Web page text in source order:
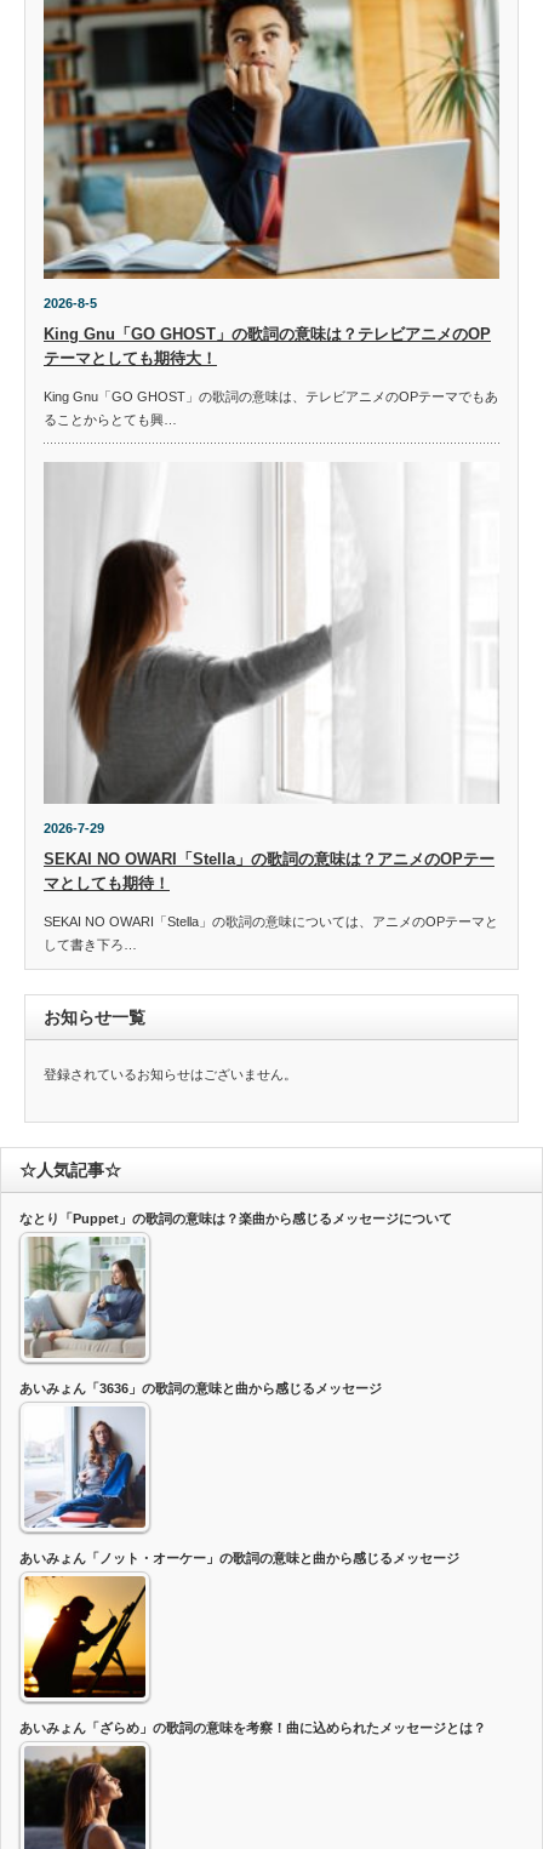
2026-8-5
King Gnu「GO GHOST」の歌詞の意味は？テレビアニメのOP
テーマとしても期待大！
King Gnu「GO GHOST」の歌詞の意味は、テレビアニメのOPテーマでもあ
ることからとても興…
2026-7-29
SEKAI NO OWARI「Stella」の歌詞の意味は？アニメのOPテー
マとしても期待！
SEKAI NO OWARI「Stella」の歌詞の意味については、アニメのOPテーマと
して書き下ろ…
お知らせ一覧
登録されているお知らせはございません。
☆人気記事☆
なとり「Puppet」の歌詞の意味は？楽曲から感じるメッセージについて
あいみょん「3636」の歌詞の意味と曲から感じるメッセージ
あいみょん「ノット・オーケー」の歌詞の意味と曲から感じるメッセージ
あいみょん「ざらめ」の歌詞の意味を考察！曲に込められたメッセージとは？